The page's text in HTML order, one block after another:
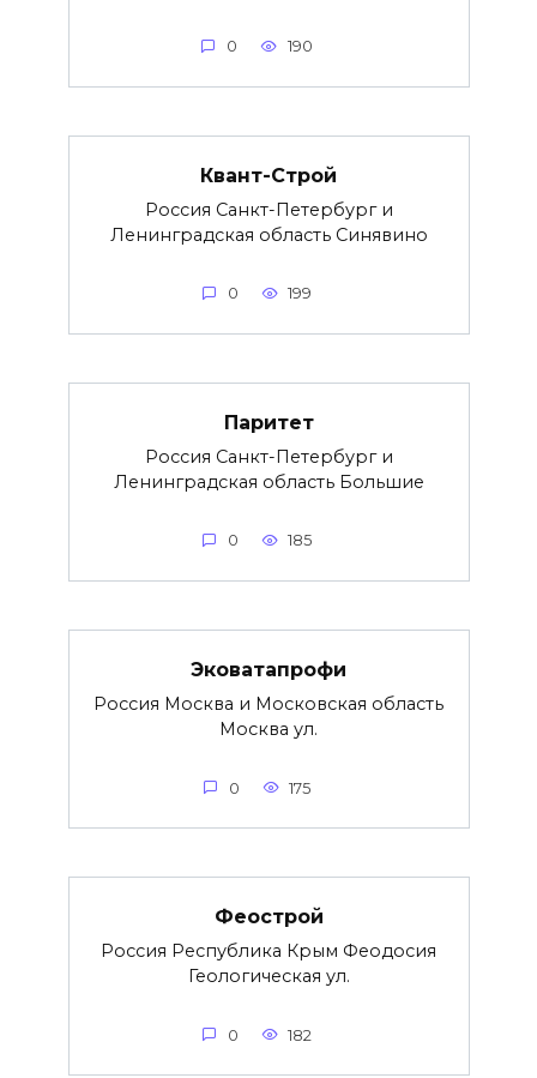
0 190
Квант-Строй
Россия Санкт-Петербург и
Ленинградская область Синявино
0 199
Паритет
Россия Санкт-Петербург и
Ленинградская область Большие
0 185
Эковатапрофи
Россия Москва и Московская область
Москва ул.
0 175
Феострой
Россия Республика Крым Феодосия
Геологическая ул.
0 182